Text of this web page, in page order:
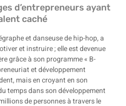
d’entrepreneurs ayant
caché
et danseuse de hip-hop, a
et instruire ; elle est devenue
grâce à son programme « B-
et développement
mais en croyant en son
temps dans son développement
de personnes à travers le